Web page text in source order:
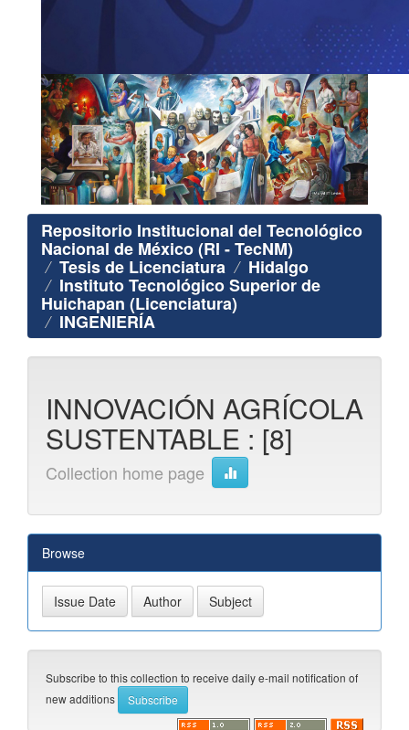
Repositorio Institucional del Tecnológico
Nacional de México (RI - TecNM)
Tesis de Licenciatura Hidalgo
Instituto Tecnológico Superior de
Huichapan (Licenciatura)
INGENIERÍA
INNOVACIÓN AGRÍCOLA
SUSTENTABLE : [8]
Collection home page
Browse
Subscribe to this collection to receive daily e-mail notification of
new additions